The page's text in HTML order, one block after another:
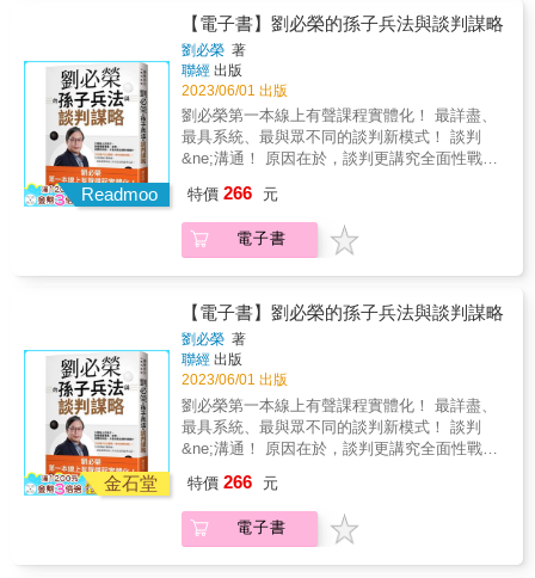
病的媽媽堅定解釋你婉拒的理由&rarr;所以這個
時間無法幫忙搬家願意提出其他的協助&rarr;我
可以幫你找找看網路上的搬家資訊地位不高、
籌碼不多、名氣不響、資金不夠&hellip;&hellip;
全都不是問題，15個迅速上手的談判工具，讓
你一路見招拆招！&
架人質者、銀行搶匪與毒販談判。 他的談判對
手跟他一樣都處於高度的緊張狀態， 而他總是
能化險為夷，最後讓雙方達成和平協議。 & 他
喜歡把談判對手視為「談判夥伴」，理由在
於，語言創造意識。 因為，每個與你談判的
人，其實都是你在邁向令人滿意的協議之路上
的夥伴。 & 在本書中，作者首次分享個人經
歷， 以在警界服務所遇到的各種刑案為例， 轉
化為日常生活中我們所遇到的各種「困境」，
提供我們克服「困境談判」的實用祕訣， 以及
如何掌握談判技巧，臨機應變並順利達成雙贏
的局面！ & 談判的七大鐵則： 1.分析你的談判
現你的權力 6.破除所有抗拒 7.設法維持協議 &
本書附錄設計了一份談判練習本，讓讀者可以
實際按表操作， 一步一步練習完成一場雙贏的
成功談判。 &
一流談判人才，透過大師50年談判經驗淬鍊出
的談判原則，指導你磨練直覺，提升溝通與談
判效率，讓你每次都達成協商目的，得到你想
要的！&◤世界就是一個巨大的談判桌，需要談
判的情境無所不在！◢不管是工作還是生活，
需要談判的場景總是隨處可見，讓你不得不參
與其中。&以下場景你應該不陌生：& 面對要開
你罰單的交通警察 想要加你房租的房東 拚命想
要賣你東西卻又不提供真實資訊的銷售員&你怎
己有利的關鍵變數，談出一個好結果。&賀伯．
科恩是經驗豐富的談判贏家，他的成功談判從
保險理賠到人質釋放，從說服自己兒子剪頭髮
到搞定恐怖分子等等，歷經幾百種情境；他將
五十年來的談判獲勝秘訣及如何規避風險，歸
納出重點，於本書中獨家傳授，引導你一步步
贏得最大勝利──&◤談判前，請先問自己這3個
問題◢記住，只有「全部皆是」時，才應該進
行談判！ 在此特定狀況下，我能否自在舒適地
進行談判？ 談判能滿足我的需求嗎？ 此次談判
所獲得的利益，值得我耗費精神和時間嗎？
&&◤當你準備好，歡迎光臨談判的世界◢不是
只有拿一手好牌才會贏，更重要的是，懂得分
析整體情況，掌握「有利的關鍵變數」、一眼
認出談判小人，即使你手上沒有ACE同花順，
Readmoo
【電子書】劉必榮的孫子兵法與談判謀略
劉必榮 著
聯經 出版
2023/06/01 出版
劉必榮第一本線上有聲課程實體化！ 最詳盡、
最具系統、最與眾不同的談判新模式！ 談判
&ne;溝通！ 原因在於，談判更講究全面性戰
《孫子兵法》，打造屬於自己的談判策略。
《孫子兵法》是知名的作戰兵書，「知己知
彼，百戰百勝」的典故便是源自於此。談判權
準備、布局、出戰和收尾。學會這套理論，就
算沒有好口才，也能在談判桌上致勝。 不過，
到底要如何說，才能不戰而勝，甚至雙贏？ ▍
上司與我的意見不合時，如何說，才能達成共
識？ 孫子說「上下同欲」，在談判之前，要先
了解對方的需求及在意的點，談判才有意義，
否則只是浪費時間。 ▍對方沒有談判意願，該
如何開啟對話？ 孫子說「利」，布局時要讓對
方願意談判，必須提出他要的「利」，或換另
識。 ▍一個人的力量有限，該考慮結盟嗎？ 孫
子說「諸侯之謀」，弱者結盟是求加分，強者
結盟是求不減分。談判時要記得團結力量大，
特價 266 元
電子書
金石堂
【電子書】劉必榮的孫子兵法與談判謀略
劉必榮 著
聯經 出版
2023/06/01 出版
劉必榮第一本線上有聲課程實體化！ 最詳盡、
最具系統、最與眾不同的談判新模式！ 談判
&ne;溝通！ 原因在於，談判更講究全面性戰
《孫子兵法》，打造屬於自己的談判策略。
《孫子兵法》是知名的作戰兵書，「知己知
彼，百戰百勝」的典故便是源自於此。談判權
特價 266 元
電子書